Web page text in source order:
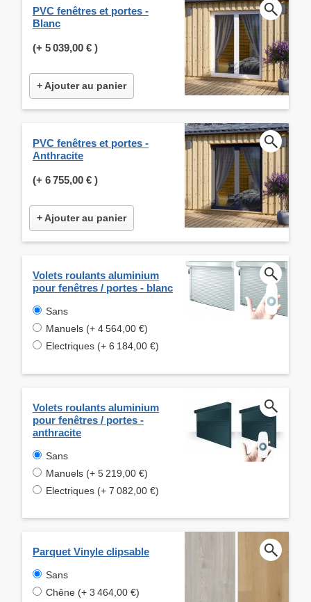
PVC fenêtres et portes -
Blanc
(+ 5 039,00 € )
+ Ajouter au panier
PVC fenêtres et portes -
Anthracite
(+ 6 755,00 € )
+ Ajouter au panier
Volets roulants aluminium
pour fenêtres / portes - blanc
Sans
Manuels (+ 4 564,00 €)
Electriques (+ 6 184,00 €)
Volets roulants aluminium
pour fenêtres / portes -
anthracite
Sans
Manuels (+ 5 219,00 €)
Electriques (+ 7 082,00 €)
Parquet Vinyle clipsable
Sans
Chêne (+ 3 464,00 €)